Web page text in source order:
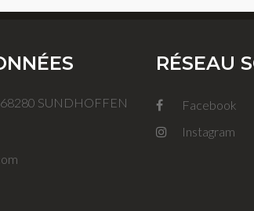
68280 SUNDHOFFEN
RÉSEAU
Facebook
Instagram